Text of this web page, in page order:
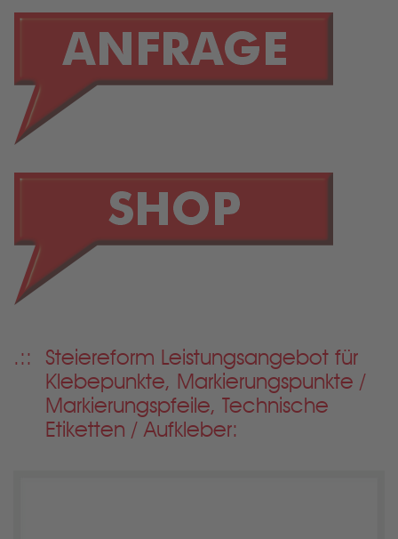
Steiereform Leistungsangebot für
Klebepunkte, Markierungspunkte /
Markierungspfeile, Technische
Etiketten / Aufkleber: